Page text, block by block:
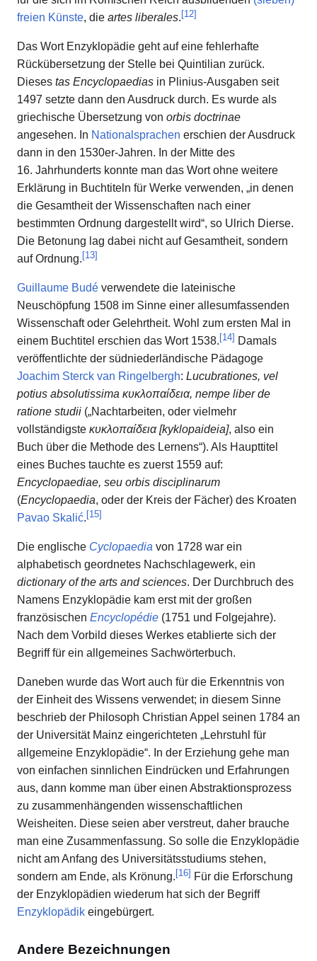
freien Künste, die artes liberales.[12]
Das Wort Enzyklopädie geht auf eine fehlerhafte
Rückübersetzung der Stelle bei Quintilian zurück.
Dieses tas Encyclopaedias in Plinius-Ausgaben seit
1497 setzte dann den Ausdruck durch. Es wurde als
griechische Übersetzung von orbis doctrinae
angesehen. In Nationalsprachen erschien der Ausdruck
dann in den 1530er-Jahren. In der Mitte des
16. Jahrhunderts konnte man das Wort ohne weitere
Erklärung in Buchtiteln für Werke verwenden, „in denen
die Gesamtheit der Wissenschaften nach einer
bestimmten Ordnung dargestellt wird“, so Ulrich Dierse.
Die Betonung lag dabei nicht auf Gesamtheit, sondern
auf Ordnung.[13]
Guillaume Budé verwendete die lateinische
Neuschöpfung 1508 im Sinne einer allesumfassenden
Wissenschaft oder Gelehrtheit. Wohl zum ersten Mal in
einem Buchtitel erschien das Wort 1538.[14] Damals
veröffentlichte der südniederländische Pädagoge
Joachim Sterck van Ringelbergh: Lucubrationes, vel
potius absolutissima κυκλοπαίδεια, nempe liber de
ratione studii („Nachtarbeiten, oder vielmehr
vollständigste κυκλοπαίδεια [kyklopaideia], also ein
Buch über die Methode des Lernens“). Als Haupttitel
eines Buches tauchte es zuerst 1559 auf:
Encyclopaediae, seu orbis disciplinarum
(Encyclopaedia, oder der Kreis der Fächer) des Kroaten
Pavao Skalić.[15]
Die englische Cyclopaedia von 1728 war ein
alphabetisch geordnetes Nachschlagewerk, ein
dictionary of the arts and sciences. Der Durchbruch des
Namens Enzyklopädie kam erst mit der großen
französischen Encyclopédie (1751 und Folgejahre).
Nach dem Vorbild dieses Werkes etablierte sich der
Begriff für ein allgemeines Sachwörterbuch.
Daneben wurde das Wort auch für die Erkenntnis von
der Einheit des Wissens verwendet; in diesem Sinne
beschrieb der Philosoph Christian Appel seinen 1784 an
der Universität Mainz eingerichteten „Lehrstuhl für
allgemeine Enzyklopädie“. In der Erziehung gehe man
von einfachen sinnlichen Eindrücken und Erfahrungen
aus, dann komme man über einen Abstraktionsprozess
zu zusammenhängenden wissenschaftlichen
Weisheiten. Diese seien aber verstreut, daher brauche
man eine Zusammenfassung. So solle die Enzyklopädie
nicht am Anfang des Universitätsstudiums stehen,
sondern am Ende, als Krönung.[16] Für die Erforschung
der Enzyklopädien wiederum hat sich der Begriff
Enzyklopädik eingebürgert.
Andere Bezeichnungen